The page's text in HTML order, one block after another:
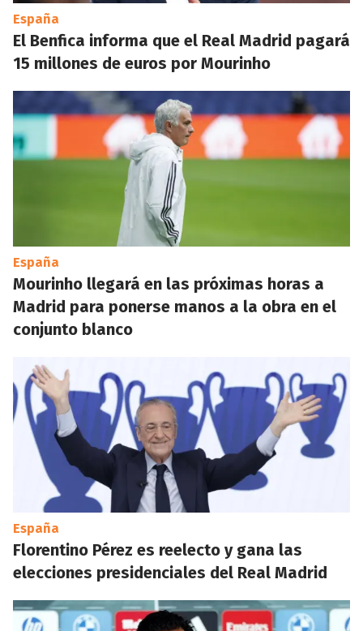
España
El Benfica informa que el Real Madrid pagará
15 millones de euros por Mourinho
España
Mourinho llegará en las próximas horas a
Madrid para ponerse manos a la obra en el
conjunto blanco
España
Florentino Pérez es reelecto y gana las
elecciones presidenciales del Real Madrid